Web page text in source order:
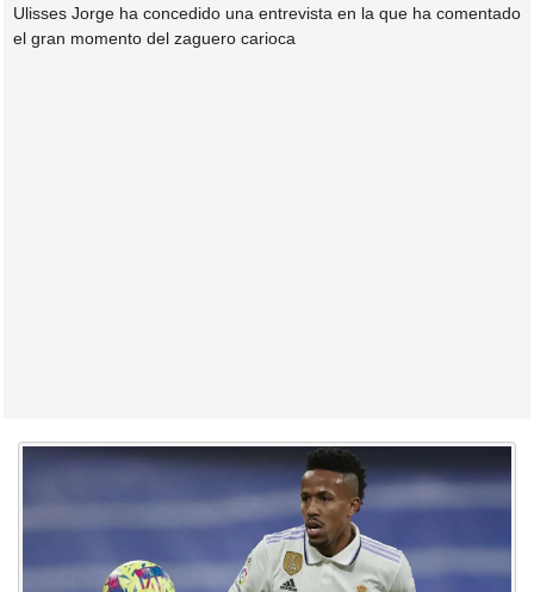
Ulisses Jorge ha concedido una entrevista en la que ha comentado
el gran momento del zaguero carioca